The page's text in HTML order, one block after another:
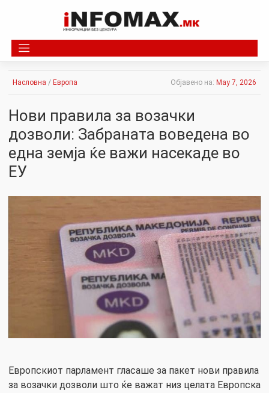
Насловна / Европа Објавено на: May 7, 2026
Нови правила за возачки
дозволи: Забраната воведена во
една земја ќе важи насекаде во
ЕУ
Европскиот парламент гласаше за пакет нови правила
за возачки дозволи што ќе важат низ целата Европска